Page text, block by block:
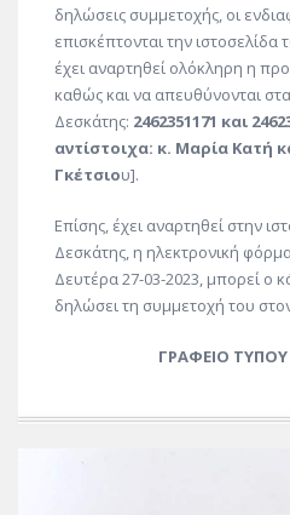
δηλώσεις συμμετοχής, οι
επισκέπτονται την
έχει αναρτηθεί ολόκληρη η
καθώς και να απευθύνονται
Δεσκάτης: 2462351171 και
αντίστοιχα: κ. Μαρία Κατή
Γκέτσιου].
Επίσης, έχει αναρτηθεί στην
Δεσκάτης, η ηλεκτρονική
Δευτέρα 27-03-2023, μπορεί ο
δηλώσει τη συμμετοχή του
ΓΡΑΦΕΙΟ